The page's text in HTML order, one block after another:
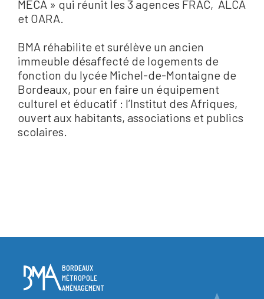
MECA » qui réunit les 3 agences FRAC, ALCA
et OARA.
BMA réhabilite et surélève un ancien
immeuble désaffecté de logements de
fonction du lycée Michel-de-Montaigne de
Bordeaux, pour en faire un équipement
culturel et éducatif : l’Institut des Afriques,
ouvert aux habitants, associations et publics
scolaires.
BORDEAUX
MÉTROPOLE
AMÉNAGEMENT